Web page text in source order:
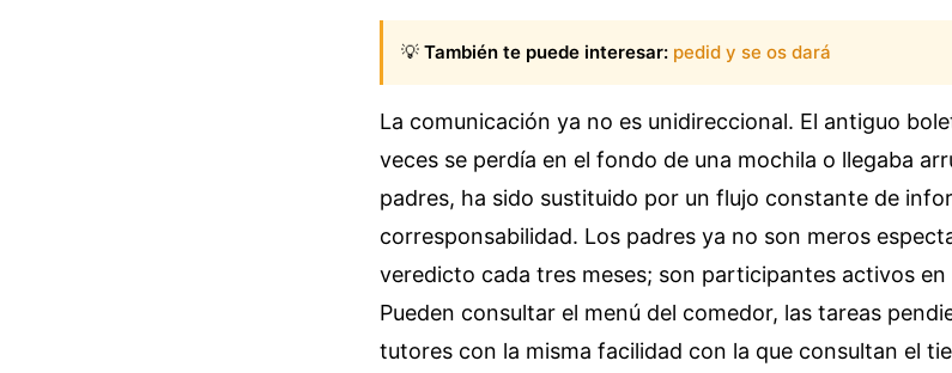
💡 También te puede interesar: pedid y se os dará
La comunicación ya no es unidireccional. El antiguo
veces se perdía en el fondo de una mochila o llegaba
padres, ha sido sustituido por un flujo constante de
corresponsabilidad. Los padres ya no son meros
veredicto cada tres meses; son participantes activos
Pueden consultar el menú del comedor, las tareas
tutores con la misma facilidad con la que consultan el